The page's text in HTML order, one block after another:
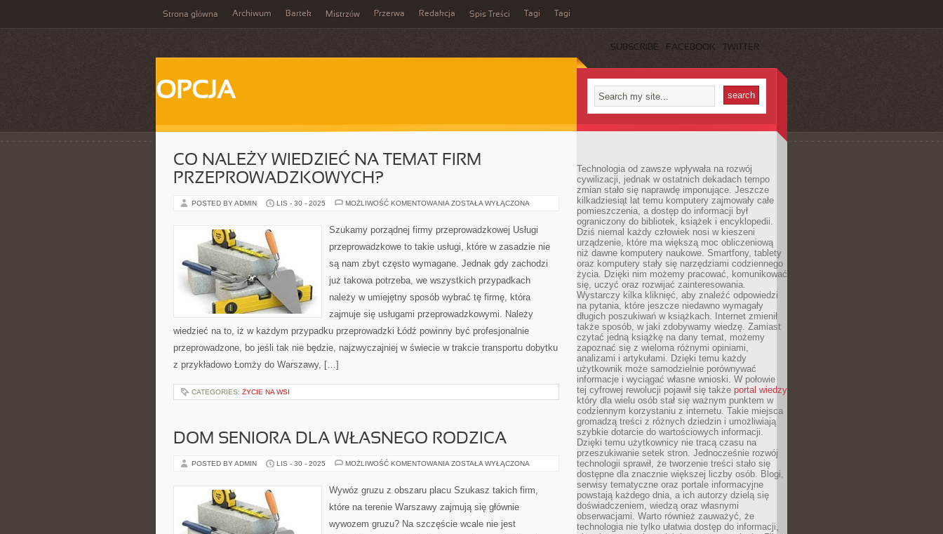
Strona główna Archiwum Bartek Mistrzów Przerwa Redakcja Spis Treści Tagi Tagi
SUBSCRIBE FACEBOOK TWITTER
OPCJA
CO NALEŻY WIEDZIEĆ NA TEMAT FIRM
PRZEPROWADZKOWYCH?
POSTED BY ADMIN LIS - 30 - 2025 MOŻLIWOŚĆ KOMENTOWANIA CO
TEMAT
PRZEPROWADZKOWYCH?
ZOSTAŁA WYŁĄCZONA
Szukamy porządnej firmy przeprowadzkowej Usługi
przeprowadzkowe to takie usługi, które w zasadzie nie
są nam zbyt często wymagane. Jednak gdy zachodzi
już takowa potrzeba, we wszystkich przypadkach
należy w umiejętny sposób wybrać tę firmę, która
zajmuje się usługami przeprowadzkowymi. Należy
wiedzieć na to, iż w każdym przypadku przeprowadzki Łódź powinny być profesjonalnie
przeprowadzone, bo jeśli tak nie będzie, najzwyczajniej w świecie w trakcie transportu dobytku
z przykładowo Łomży do Warszawy, […]
CATEGORIES: ŻYCIE NA WSI
DOM SENIORA DLA WŁASNEGO RODZICA
POSTED BY ADMIN LIS - 30 - 2025 MOŻLIWOŚĆ KOMENTOWANIA DOM
WŁASNEGO
RODZICA
ZOSTAŁA WYŁĄCZONA
Wywóz gruzu z obszaru placu Szukasz takich firm,
które na terenie Warszawy zajmują się głównie
wywozem gruzu? Na szczęście wcale nie jest
Technologia od zawsze wpływała na rozwój
cywilizacji, jednak w ostatnich dekadach tempo
zmian stało się naprawdę imponujące. Jeszcze
kilkadziesiąt lat temu komputery zajmowały całe
pomieszczenia, a dostęp do informacji był
ograniczony do bibliotek, książek i encyklopedii.
Dziś niemal każdy człowiek nosi w kieszeni
urządzenie, które ma większą moc obliczeniową
niż dawne komputery naukowe. Smartfony, tablety
oraz komputery stały się narzędziami codziennego
życia. Dzięki nim możemy pracować, komunikować
się, uczyć oraz rozwijać zainteresowania.
Wystarczy kilka kliknięć, aby znaleźć odpowiedzi
na pytania, które jeszcze niedawno wymagały
długich poszukiwań w książkach. Internet zmienił
także sposób, w jaki zdobywamy wiedzę. Zamiast
czytać jedną książkę na dany temat, możemy
zapoznać się z wieloma różnymi opiniami,
analizami i artykułami. Dzięki temu każdy
użytkownik może samodzielnie porównywać
informacje i wyciągać własne wnioski. W połowie
tej cyfrowej rewolucji pojawił się także portal wiedzy
który dla wielu osób stał się ważnym punktem w
codziennym korzystaniu z internetu. Takie miejsca
gromadzą treści z różnych dziedzin i umożliwiają
szybkie dotarcie do wartościowych informacji.
Dzięki temu użytkownicy nie tracą czasu na
przeszukiwanie setek stron. Jednocześnie rozwój
technologii sprawił, że tworzenie treści stało się
dostępne dla znacznie większej liczby osób. Blogi,
serwisy tematyczne oraz portale informacyjne
powstają każdego dnia, a ich autorzy dzielą się
doświadczeniem, wiedzą oraz własnymi
obserwacjami. Warto również zauważyć, że
technologia nie tylko ułatwia dostęp do informacji,